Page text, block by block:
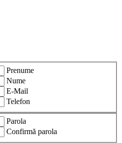
Prenume
Nume
E-Mail
Telefon
Parola
Confirmă parola